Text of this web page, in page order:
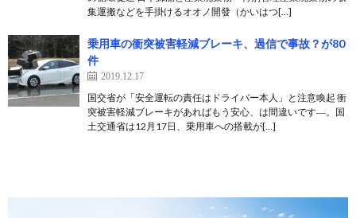
集運搬などを手掛けるオオノ開發（かいはつ[…]
乗用車の衝突被害軽減ブレーキ、過信で事故？が80
件
2019.12.17
国交省が「安全運転の責任はドライバー本人」と注意喚起 衝
突被害軽減ブレーキがあればもう安心、は間違いです―。国
土交通省は12月17日、乗用車への搭載が[…]